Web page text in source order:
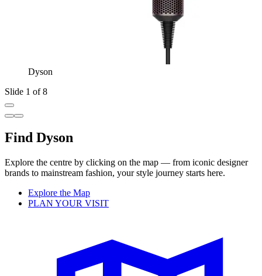
Dyson
Slide 1 of 8
Find Dyson
Explore the centre by clicking on the map — from iconic designer
brands to mainstream fashion, your style journey starts here.
Explore the Map
PLAN YOUR VISIT